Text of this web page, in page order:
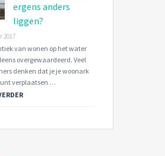
ergens anders
liggen?
2017
van wonen op het water
overgewaardeerd. Veel
denken dat je je woonark
verplaatsen …